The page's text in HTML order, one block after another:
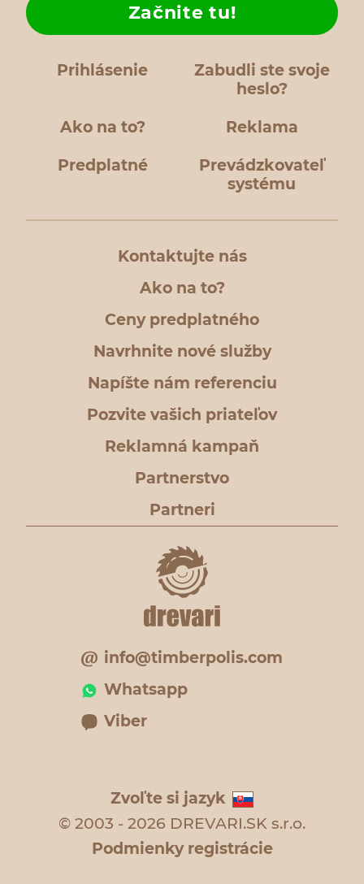
Prihlásenie
Zabudli ste svoje
heslo?
Ako na to?
Začnite tu!
Reklama
Predplatné
Prevádzkovateľ
systému
Kontaktujte nás
Ako na to?
Ceny predplatného
Navrhnite nové služby
Napíšte nám referenciu
Pozvite vašich priateľov
Reklamná kampaň
Partnerstvo
Partneri
info@timberpolis.com
Whatsapp
Viber
Zvoľte si jazyk
© 2003 - 2026 DREVARI.SK s.r.o.
Podmienky registrácie